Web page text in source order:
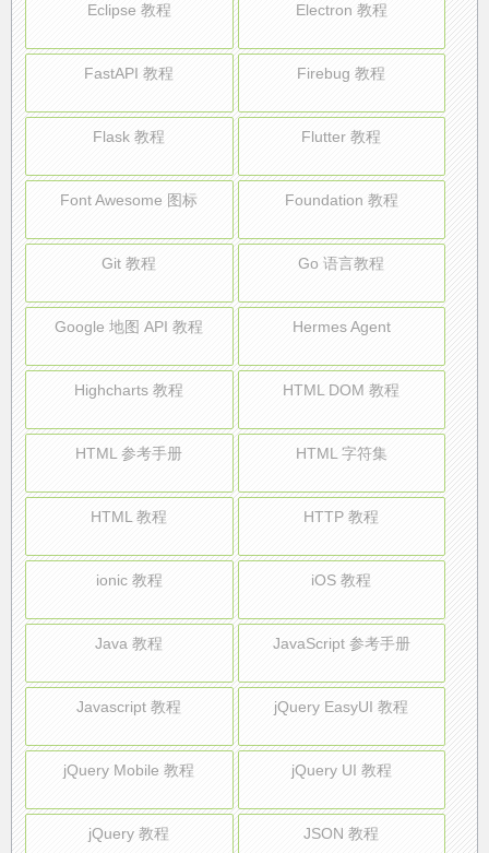
Eclipse 教程 Electron 教程
FastAPI 教程 Firebug 教程
Flask 教程 Flutter 教程
Font Awesome 图标 Foundation 教程
Git 教程 Go 语言教程
Google 地图 API 教程 Hermes Agent
Highcharts 教程 HTML DOM 教程
HTML 参考手册 HTML 字符集
HTML 教程 HTTP 教程
ionic 教程 iOS 教程
Java 教程 JavaScript 参考手册
Javascript 教程 jQuery EasyUI 教程
jQuery Mobile 教程 jQuery UI 教程
jQuery 教程 JSON 教程